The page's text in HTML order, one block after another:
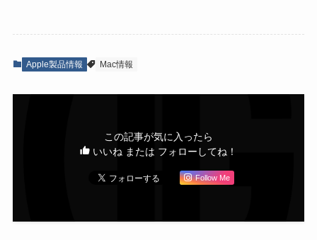
Apple製品情報 Mac情報
この記事が気に入ったら
いいね または フォローしてね！
Follow Me